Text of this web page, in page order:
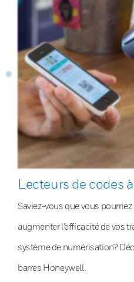
Lecteurs de codes
Saviez-vous que vous
augmenter l’efficacité de vos
système de numérisation?
barres Honeywell.